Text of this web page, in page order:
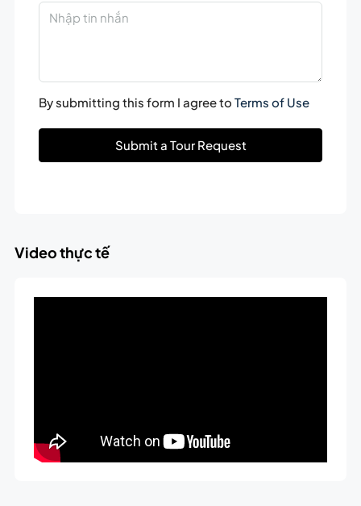
By submitting this form I agree to Terms of Use
Submit a Tour Request
Video thực tế